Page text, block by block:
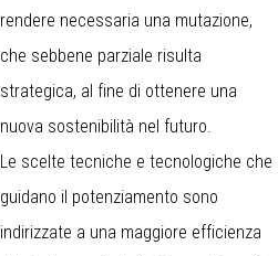
rendere necessaria una mutazione,
che sebbene parziale risulta
strategica, al fine di ottenere una
nuova sostenibilità nel futuro.
Le scelte tecniche e tecnologiche che
guidano il potenziamento sono
indirizzate a una maggiore efficienza